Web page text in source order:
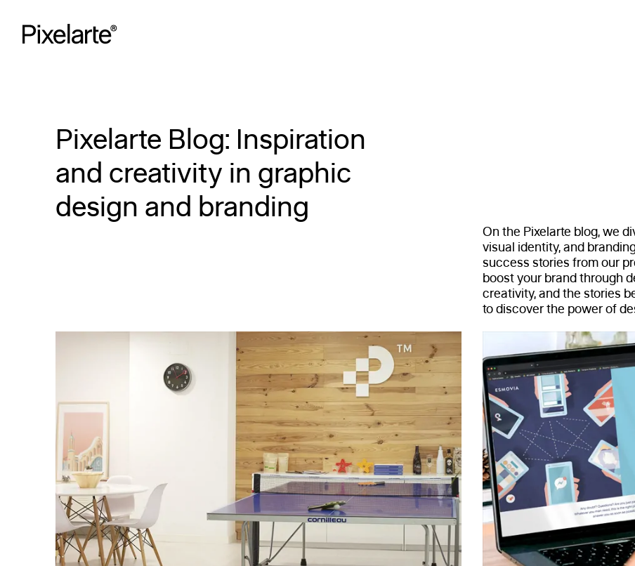
content
Pixelarte Blog: Inspiration
and creativity in graphic
design and branding
On the Pixelarte blog, we
visual identity, and
success stories from our
boost your brand through
creativity, and the stories
to discover the power of